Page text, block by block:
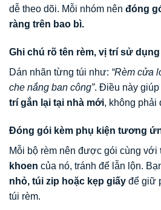
dễ theo dõi. Mỗi nhóm nên đóng
ràng trên bao bì.
Ghi chú rõ tên rèm, vị trí sử dụng
Dán nhãn từng túi như: “Rèm cửa
che nắng ban công”. Điều này giúp
trí gắn lại tại nhà mới, không phải
Đóng gói kèm phụ kiện tương
Mỗi bộ rèm nên được gói cùng với
khoen của nó, tránh để lẫn lộn.
nhỏ, túi zip hoặc kẹp giấy để giữ
túi rèm.